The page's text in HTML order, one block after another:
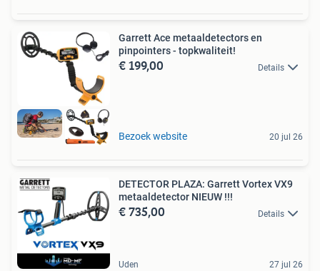
Garrett Ace metaaldetectors en
pinpointers - topkwaliteit!
€ 199,00 Details
Bezoek website 20 jul 26
DETECTOR PLAZA: Garrett Vortex VX9
metaaldetector NIEUW !!!
€ 735,00 Details
Uden 27 jul 26